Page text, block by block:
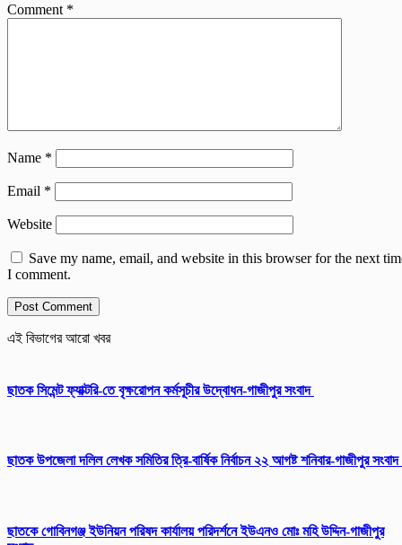
Comment *
Name *
Email *
Website
Save my name, email, and website in this browser for the next
I comment.
এই বিভাগের আরো খবর
ছাতক সিমেন্ট ফ্যাক্টরি-তে বৃক্ষরোপন কর্মসূচীর উদ্বোধন-গাজীপুর সংবাদ
ছাতক উপজেলা দলিল লেখক সমিতির ত্রি-বার্ষিক নির্বাচন ২২ আগষ্ট শনিবার-গাজীপুর সংবাদ
ছাতকে গোবিনগঞ্জ ইউনিয়ন পরিষদ কার্যালয় পরিদর্শনে ইউএনও মোঃ মহি উদ্দিন-গাজীপুর